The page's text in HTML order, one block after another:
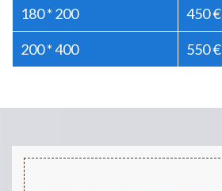
180 * 200 450 €
200 * 400 550 €